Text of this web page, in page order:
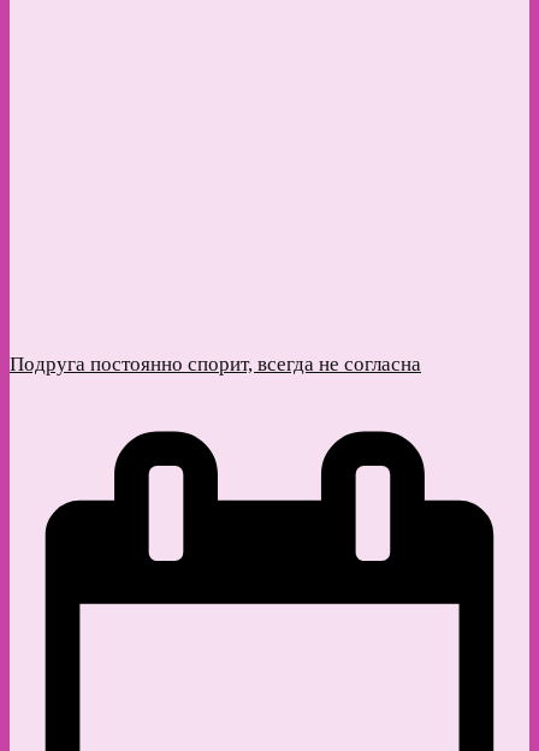
Подруга постоянно спорит, всегда не согласна